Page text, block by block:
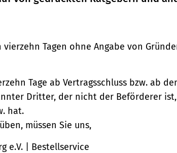
Tagen ohne Angabe von
Tage ab Vertragsschluss bzw. ab
Dritter, der nicht der Beförderer
hat.
müssen Sie uns,
e.V. | Bestellservice